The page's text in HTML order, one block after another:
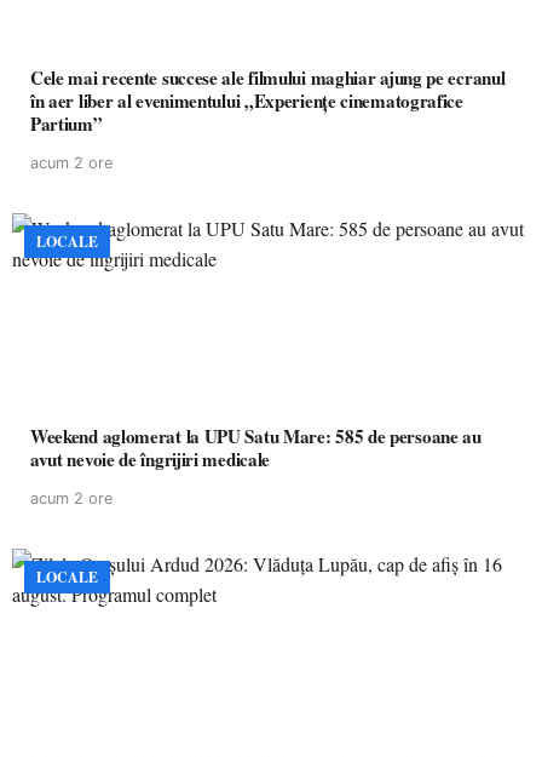
Cele mai recente succese ale filmului maghiar ajung pe ecranul
în aer liber al evenimentului „Experiențe cinematografice
Partium”
acum 2 ore
LOCALE
Weekend aglomerat la UPU Satu Mare: 585 de persoane au
avut nevoie de îngrijiri medicale
acum 2 ore
LOCALE